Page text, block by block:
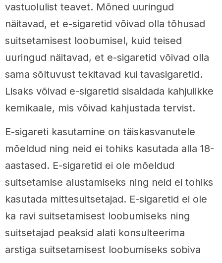
vastuolulist teavet. Mõned uuringud
näitavad, et e-sigaretid võivad olla tõhusad
suitsetamisest loobumisel, kuid teised
uuringud näitavad, et e-sigaretid võivad olla
sama sõltuvust tekitavad kui tavasigaretid.
Lisaks võivad e-sigaretid sisaldada kahjulikke
kemikaale, mis võivad kahjustada tervist.
E-sigareti kasutamine on täiskasvanutele
mõeldud ning neid ei tohiks kasutada alla 18-
aastased. E-sigaretid ei ole mõeldud
suitsetamise alustamiseks ning neid ei tohiks
kasutada mittesuitsetajad. E-sigaretid ei ole
ka ravi suitsetamisest loobumiseks ning
suitsetajad peaksid alati konsulteerima
arstiga suitsetamisest loobumiseks sobiva